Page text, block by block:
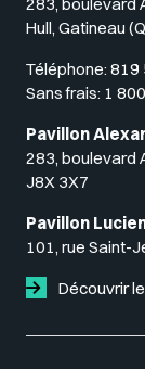
Hull, Gatineau
Téléphone: 819
Sans frais: 1
Pavillon
283, boulevard
J8X 3X7
Pavillon
101, rue Saint-
Découvrir